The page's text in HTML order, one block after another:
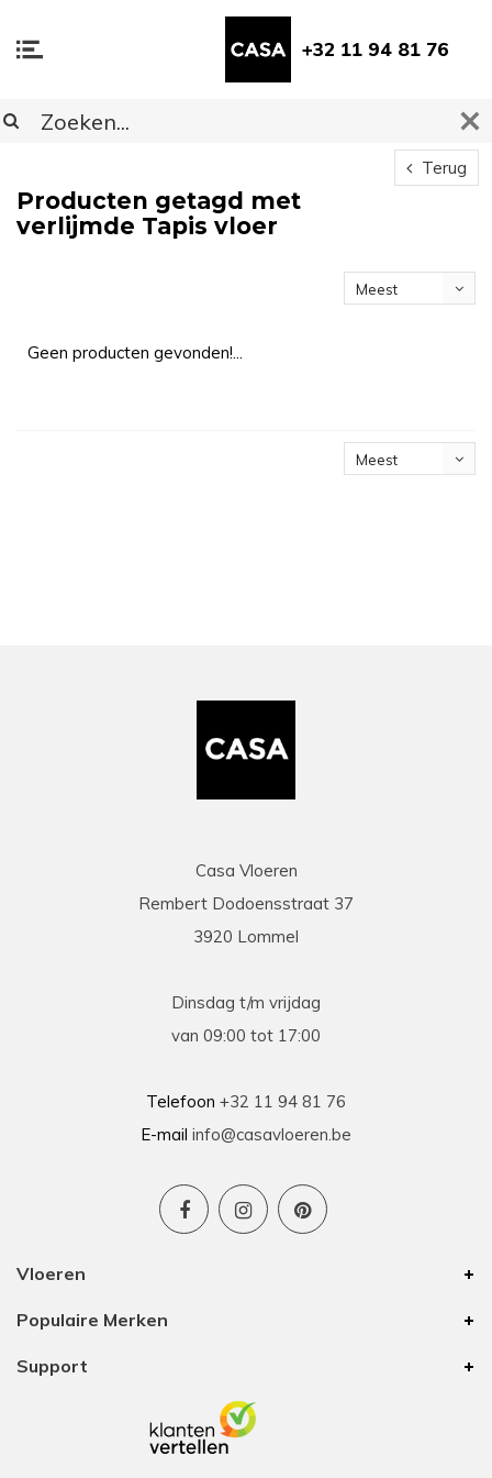
+32 11 94 81 76
Terug
Producten getagd met
verlijmde Tapis vloer
Meest
Geen producten gevonden!...
Meest
Casa Vloeren
Rembert Dodoensstraat 37
3920 Lommel
Dinsdag t/m vrijdag
van 09:00 tot 17:00
Telefoon +32 11 94 81 76
E-mail info@casavloeren.be
Vloeren
Populaire Merken
Support